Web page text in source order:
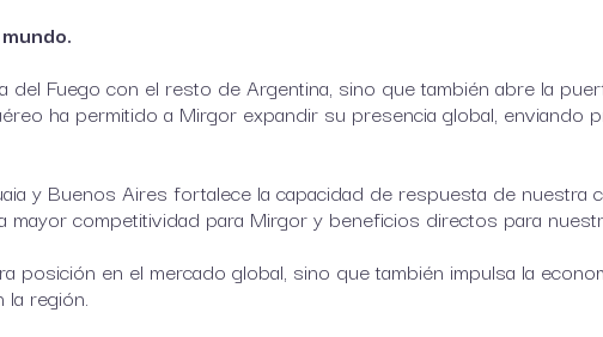
del Fuego con el resto de Argentina, sino que también abre la
ha permitido a Mirgor expandir su presencia global,
y Buenos Aires fortalece la capacidad de respuesta de
competitividad para Mirgor y beneficios directos para
posición en el mercado global, sino que también impulsa la
región.